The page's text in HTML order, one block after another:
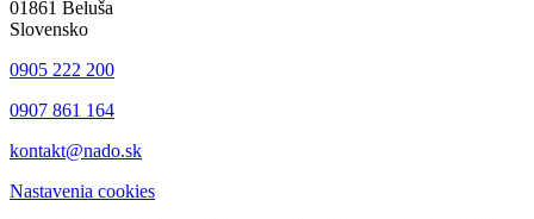
01861 Beluša
Slovensko
0905 222 200
0907 861 164
kontakt@nado.sk
Nastavenia cookies